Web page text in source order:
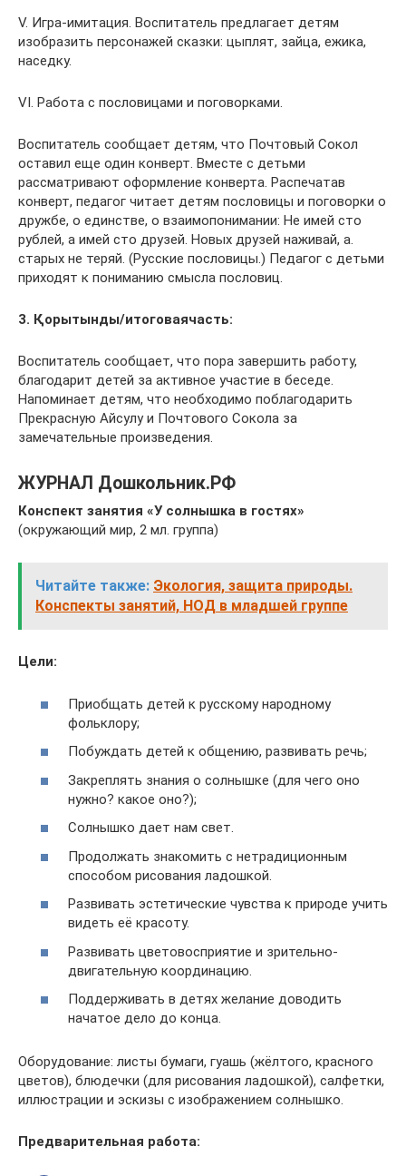
V. Игра-имитация. Воспитатель предлагает детям
изобразить персонажей сказки: цыплят, зайца, ежика,
наседку.
VI. Работа с пословицами и поговорками.
Воспитатель сообщает детям, что Почтовый Сокол
оставил еще один конверт. Вместе с детьми
рассматривают оформление конверта. Распечатав
конверт, педагог читает детям пословицы и поговорки о
дружбе, о единстве, о взаимопонимании: Не имей сто
рублей, а имей сто друзей. Новых друзей наживай, а.
старых не теряй. (Русские пословицы.) Педагог с детьми
приходят к пониманию смысла пословиц.
3. Қорытынды/итоговаячасть:
Воспитатель сообщает, что пора завершить работу,
благодарит детей за активное участие в беседе.
Напоминает детям, что необходимо поблагодарить
Прекрасную Айсулу и Почтового Сокола за
замечательные произведения.
ЖУРНАЛ Дошкольник.РФ
Конспект занятия «У солнышка в гостях»
(окружающий мир, 2 мл. группа)
Читайте также: Экология, защита природы.
Конспекты занятий, НОД в младшей группе
Цели:
Приобщать детей к русскому народному
фольклору;
Побуждать детей к общению, развивать речь;
Закреплять знания о солнышке (для чего оно
нужно? какое оно?);
Солнышко дает нам свет.
Продолжать знакомить с нетрадиционным
способом рисования ладошкой.
Развивать эстетические чувства к природе учить
видеть её красоту.
Развивать цветовосприятие и зрительно-
двигательную координацию.
Поддерживать в детях желание доводить
начатое дело до конца.
Оборудование: листы бумаги, гуашь (жёлтого, красного
цветов), блюдечки (для рисования ладошкой), салфетки,
иллюстрации и эскизы с изображением солнышко.
Предварительная работа: